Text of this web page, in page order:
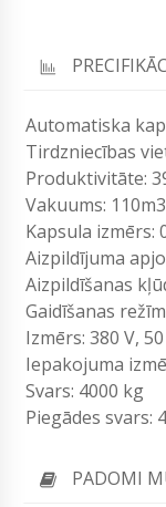
Automatiska
Tirdzniecības
Produktivitāte:
Vakuums:
Kapsula izmērs:
Aizpildījuma
Aizpildīšanas
Gaidīšanas
Izmērs: 380 V,
Iepakojuma
Svars: 4000 kg
Piegādes svars:
PADOMI